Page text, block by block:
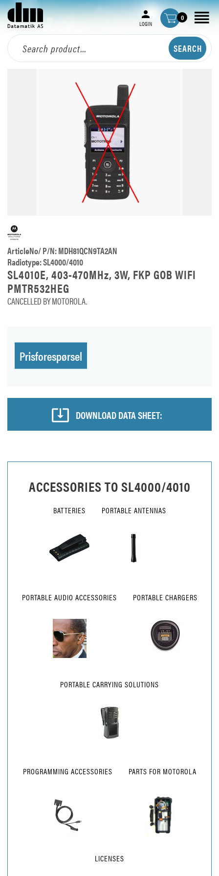
LOGIN
0
ArticleNo/ P/N: MDH81QCN9TA2AN
Radiotype: SL4000/4010
SL4010E, 403-470MHz, 3W, FKP GOB WIFI
PMTR532HEG
CANCELLED BY MOTOROLA.
Prisforespørsel
DOWNLOAD DATA SHEET:
ACCESSORIES TOSL4000/4010
BATTERIES PORTABLE ANTENNAS
PORTABLE AUDIO ACCESSORIES PORTABLE CHARGERS
PORTABLE CARRYING SOLUTIONS
PROGRAMMING ACCESSORIES PARTS FOR MOTOROLA
LICENSES